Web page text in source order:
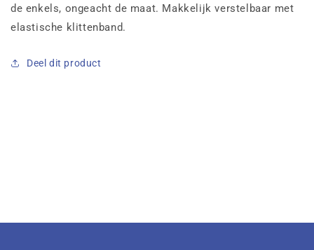
de enkels, ongeacht de maat. Makkelijk verstelbaar met
elastische klittenband.
Deel dit product